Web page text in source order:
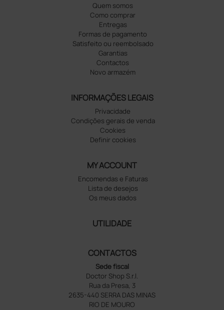
Quem somos
Como comprar
Entregas
Formas de pagamento
Satisfeito ou reembolsado
Garantias
Contactos
Novo armazém
INFORMAÇÕES LEGAIS
Privacidade
Condições gerais de venda
Cookies
Definir cookies
MY ACCOUNT
Encomendas e Faturas
Lista de desejos
Os meus dados
UTILIDADE
CONTACTOS
Sede fiscal
Doctor Shop S.r.l.
Rua da Presa, 3
2635-440 SERRA DAS MINAS
RIO DE MOURO